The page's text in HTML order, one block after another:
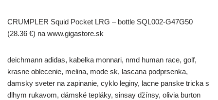
CRUMPLER Squid Pocket LRG – bottle SQL002-G47G50
(28.36 €) na www.gigastore.sk
deichmann adidas, kabelka monnari, nmd human race, golf,
krasne oblecenie, melina, mode sk, lascana podprsenka,
damsky sveter na zapinanie, cyklo leginy, lacne panske tricka s
dlhym rukavom, dámské tepláky, sinsay džínsy, olivia burton